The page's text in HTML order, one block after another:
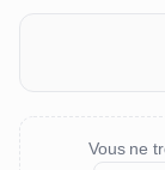
Vous ne